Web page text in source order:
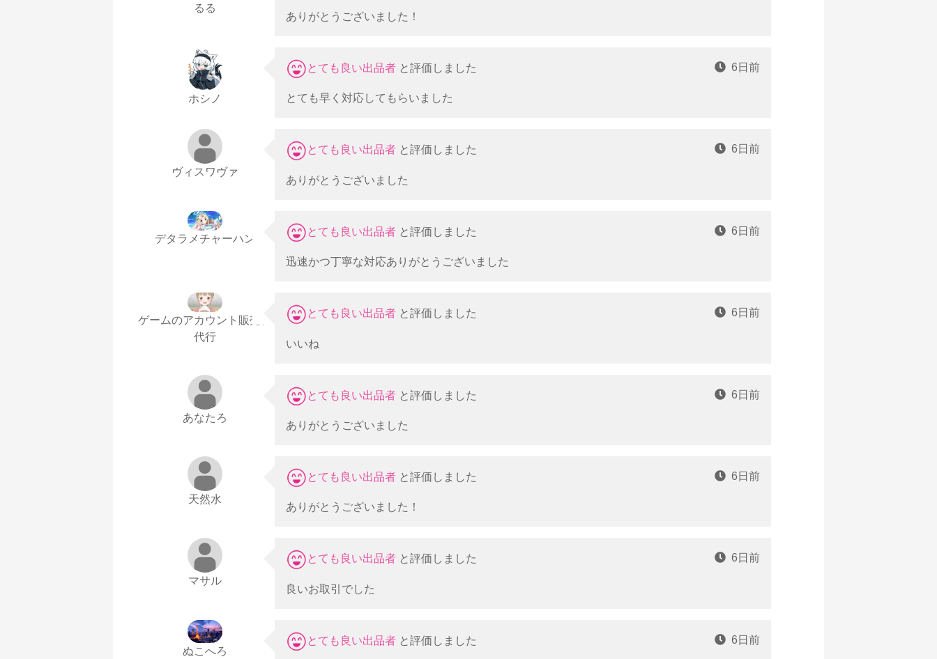
るる
ありがとうございました！
ホシノ
とても良い出品者 と評価しました
とても早く対応してもらいました
6日前
ヴィスワヴァ
とても良い出品者 と評価しました
ありがとうございました
6日前
デタラメチャーハン
とても良い出品者 と評価しました
迅速かつ丁寧な対応ありがとうございました
6日前
ゲームのアカウント販売、
代行
とても良い出品者 と評価しました
いいね
6日前
あなたろ
とても良い出品者 と評価しました
ありがとうございました
6日前
天然水
とても良い出品者 と評価しました
ありがとうございました！
6日前
マサル
とても良い出品者 と評価しました
良いお取引でした
6日前
ぬこへろ
とても良い出品者 と評価しました 6日前